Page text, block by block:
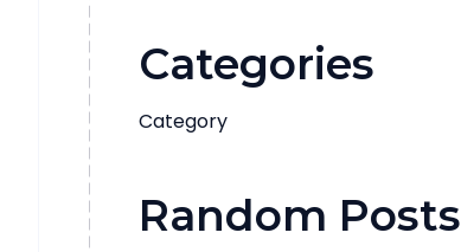
Categories
Category
Random Posts